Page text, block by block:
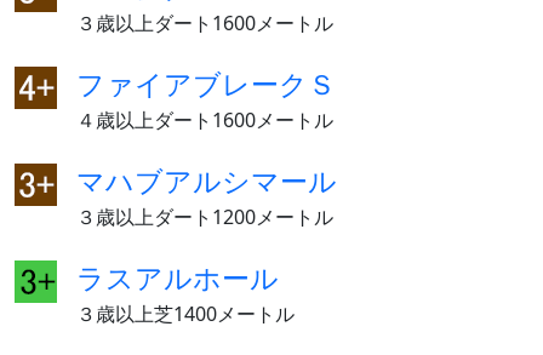
３歳以上ダート1600メートル
ファイアブレークＳ
４歳以上ダート1600メートル
マハブアルシマール
３歳以上ダート1200メートル
ラスアルホール
３歳以上芝1400メートル